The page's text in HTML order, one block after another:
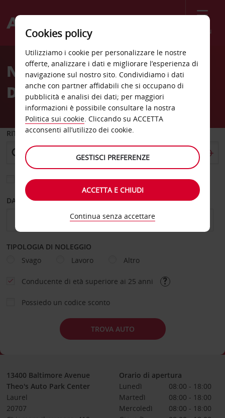
Menù
Welcome
AvisNoleggio auto Laurel MD
Dwtn
RITIRO DA
Scegli una località di riconsegna diversa
DAL GIORNO AL GIORNO
TIPOLOGIA DI NOLEGGIO
Svago
Lavoro Altro
Conducente di età superiore ai 25 anni
Possiedo un codice sconto
TROVA AUTO
13400 Baltimore Avenue
Theo's Auto Park Center
Laurel
20707
Orario di apertura
Lunedì
08:00 - 18:00
Martedì
08:00 - 18:00
Mercoledì
08:00 - 18:00
Cookies policy
Utilizziamo i cookie per personalizzare le nostre
offerte, analizzare i dati e migliorare l’esperienza di
navigazione sul nostro sito. Condividiamo i dati
anche con partner affidabili che si occupano di
pubblicità e analisi dei dati; per maggiori
informazioni è possibile consultare la nostra
Politica sui cookie. Cliccando su ACCETTA
acconsenti all’utilizzo dei cookie.
GESTISCI PREFERENZE
ACCETTA E CHIUDI
Continua senza accettare